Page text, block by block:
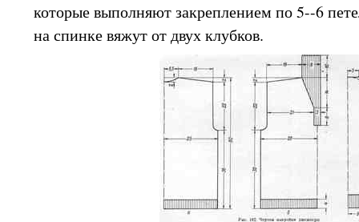
которые выполняют закреплением по 5--6
на спинке вяжут от двух клубков.